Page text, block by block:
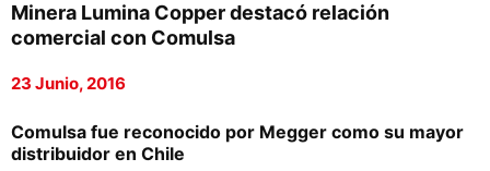
Proveedores
Canal Digital
Columnas de Opinión
Designaciones
Minera Lumina Copper destacó relación
comercial con Comulsa
23 Junio, 2016
Comulsa fue reconocido por Megger como su mayor
distribuidor en Chile